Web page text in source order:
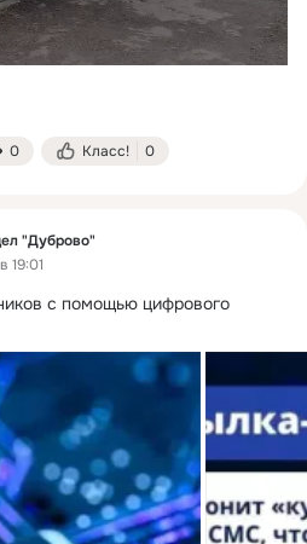
0 Класс! 0
"Дуброво"
19:01
с помощью цифрового